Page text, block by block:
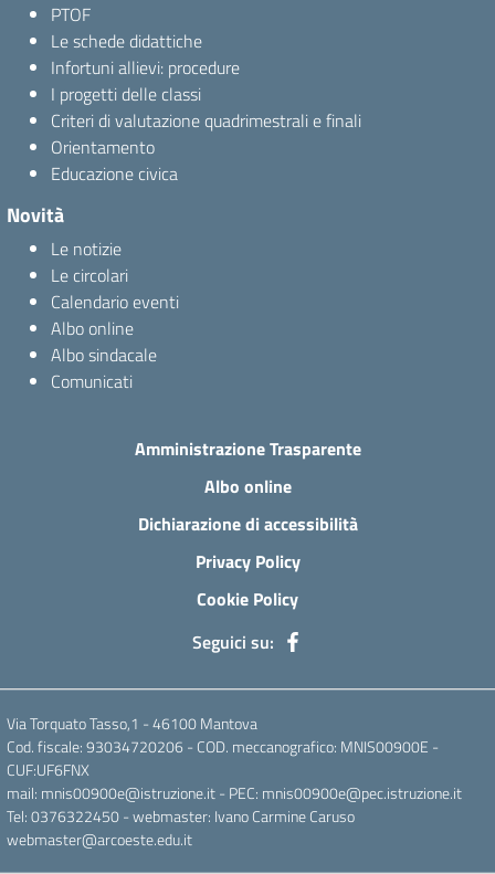
PTOF
Le schede didattiche
Infortuni allievi: procedure
I progetti delle classi
Criteri di valutazione quadrimestrali e finali
Orientamento
Educazione civica
Novità
Le notizie
Le circolari
Calendario eventi
Albo online
Albo sindacale
Comunicati
Amministrazione Trasparente
Albo online
Dichiarazione di accessibilità
Privacy Policy
Cookie Policy
Seguici su:
Via Torquato Tasso,1 - 46100 Mantova
Cod. fiscale: 93034720206 - COD. meccanografico: MNIS00900E -
CUF:UF6FNX
mail: mnis00900e@istruzione.it - PEC: mnis00900e@pec.istruzione.it
Tel: 0376322450 - webmaster: Ivano Carmine Caruso
webmaster@arcoeste.edu.it